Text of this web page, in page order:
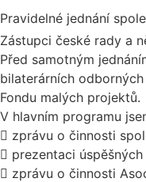
Pravidelné jednání
Zástupci české rady a
Před samotným
bilaterárních
Fondu malých projektů.
V hlavním programu
 zprávu o činnosti
 prezentaci
 zprávu o činnosti